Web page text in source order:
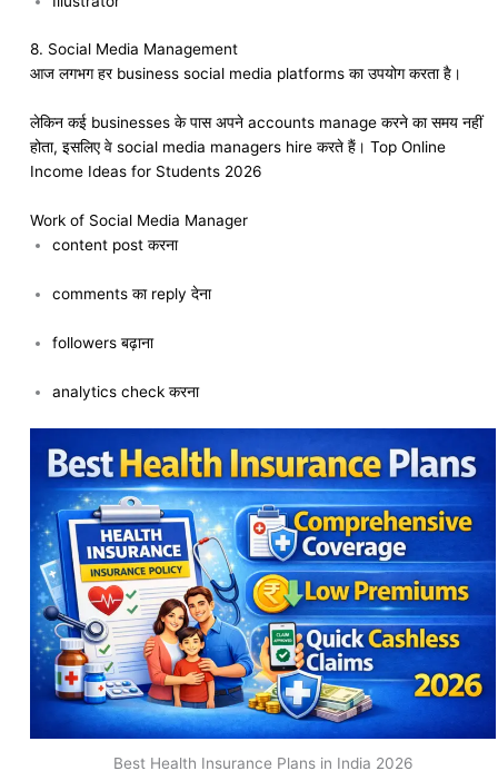
8. Social Media Management
आज लगभग हर business social media platforms का उपयोग करता है।
लेकिन कई businesses के पास अपने accounts manage करने का समय नहीं
होता, इसलिए वे social media managers hire करते हैं। Top Online
Income Ideas for Students 2026
Work of Social Media Manager
content post करना
comments का reply देना
followers बढ़ाना
analytics check करना
Best Health Insurance Plans in India 2026